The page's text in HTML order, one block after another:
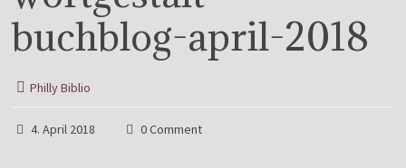
buchblog-april-2018
Philly Biblio
4. April 2018 0 Comment